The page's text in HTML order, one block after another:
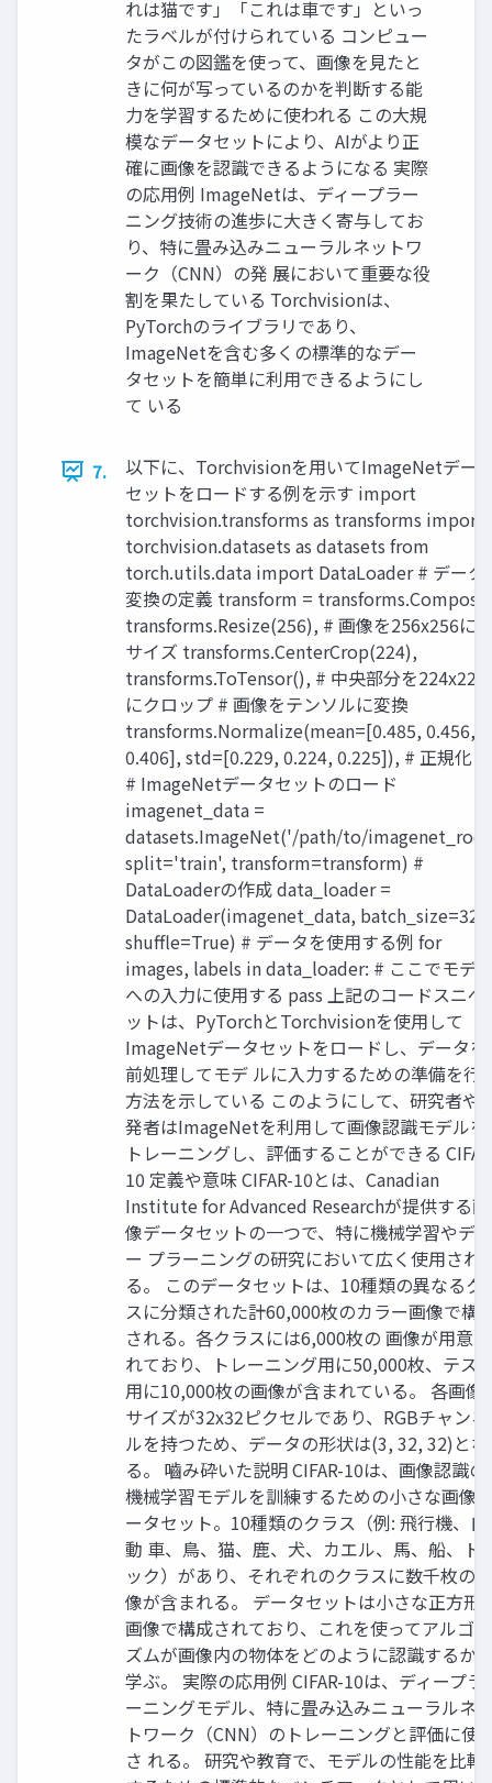
れは猫です」「これは車です」といっ
たラベルが付けられている コンピュー
タがこの図鑑を使って、画像を見たと
きに何が写っているのかを判断する能
力を学習するために使われる この大規
模なデータセットにより、AIがより正
確に画像を認識できるようになる 実際
の応用例 ImageNetは、ディープラー
ニング技術の進歩に大きく寄与してお
り、特に畳み込みニューラルネットワ
ーク（CNN）の発 展において重要な役
割を果たしている Torchvisionは、
PyTorchのライブラリであり、
ImageNetを含む多くの標準的なデー
タセットを簡単に利用できるようにし
て いる
7.
以下に、Torchvisionを用いてImageNetデー
セットをロードする例を示す import
torchvision.transforms as transforms import
torchvision.datasets as datasets from
torch.utils.data import DataLoader # データ
変換の定義 transform =
transforms.Resize(256), # 画像を256x256に
サイズ transforms.CenterCrop(224),
transforms.ToTensor(), # 中央部分を224x224
にクロップ # 画像をテンソルに変換
transforms.Normalize(mean=[0.485, 0.456,
0.406], std=[0.229, 0.224, 0.225]), # 正規化 ])
# ImageNetデータセットのロード
imagenet_data =
datasets.ImageNet('/path/to/
split='train', transform=transform) #
DataLoaderの作成 data_loader =
DataLoader(imagenet_data, batch_size=32,
shuffle=True) # データを使用する例 for
images, labels in data_loader: # ここでモデ
への入力に使用する pass 上記のコードスニペ
ットは、PyTorchとTorchvisionを使用して
ImageNetデータセットをロードし、データを
前処理してモデ ルに入力するための準備を行
方法を示している このようにして、研究者や
発者はImageNetを利用して画像認識モデルを
トレーニングし、評価することができる
10 定義や意味 CIFAR-10とは、Canadian
Institute for Advanced Researchが提供する画
像データセットの一つで、特に機械学習やディ
ー プラーニングの研究において広く使用され
る。 このデータセットは、10種類の異なるク
スに分類された計60,000枚のカラー画像で構
される。各クラスには6,000枚の 画像が用意さ
れており、トレーニング用に50,000枚、テス
用に10,000枚の画像が含まれている。 各画像
サイズが32x32ピクセルであり、RGBチャンネ
ルを持つため、データの形状は(3, 32, 32)とな
る。 嚙み砕いた説明 CIFAR-10は、画像認識の
機械学習モデルを訓練するための小さな画像
ータセット。10種類のクラス（例: 飛行機、自
動 車、鳥、猫、鹿、犬、カエル、馬、船、ト
ック）があり、それぞれのクラスに数千枚の画
像が含まれる。 データセットは小さな正方形
画像で構成されており、これを使ってアルゴリ
ズムが画像内の物体をどのように認識するか
学ぶ。 実際の応用例 CIFAR-10は、ディープラ
ーニングモデル、特に畳み込みニューラルネ
トワーク（CNN）のトレーニングと評価に使
さ れる。 研究や教育で、モデルの性能を比較